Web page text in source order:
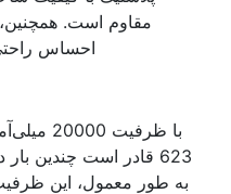
مقاوم است.
احساس
623 قادر است چندین
به طور معمول، این